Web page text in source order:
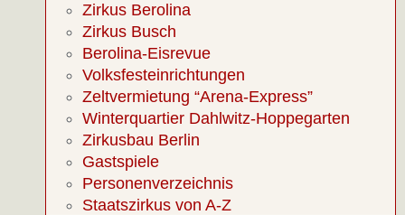
Zirkus Berolina
Zirkus Busch
Berolina-Eisrevue
Volksfesteinrichtungen
Zeltvermietung “Arena-Express”
Winterquartier Dahlwitz-Hoppegarten
Zirkusbau Berlin
Gastspiele
Personenverzeichnis
Staatszirkus von A-Z